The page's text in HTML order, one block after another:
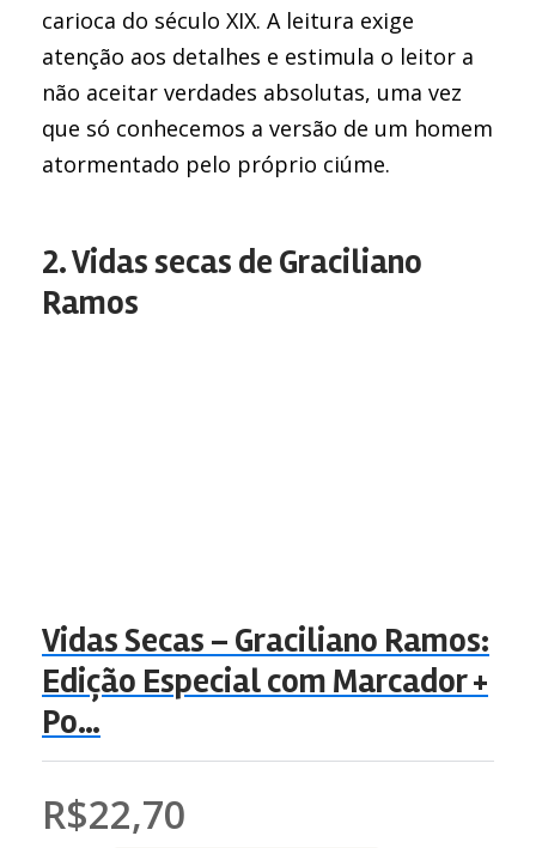
carioca do século XIX. A leitura exige
atenção aos detalhes e estimula o leitor a
não aceitar verdades absolutas, uma vez
que só conhecemos a versão de um homem
atormentado pelo próprio ciúme.
2. Vidas secas de Graciliano
Ramos
Vidas Secas – Graciliano Ramos:
Edição Especial com Marcador +
Po…
R$22,70